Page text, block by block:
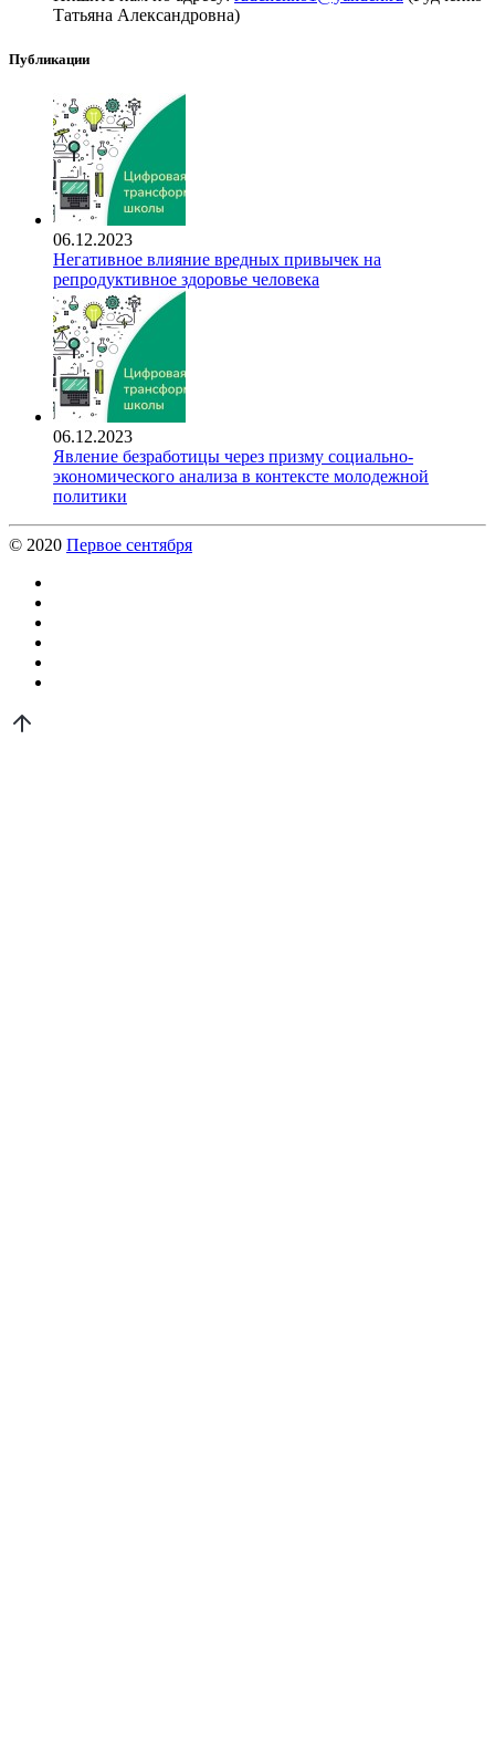
Татьяна Александровна)
Публикации
06.12.2023
Негативное влияние вредных привычек на
репродуктивное здоровье человека
06.12.2023
Явление безработицы через призму социально-
экономического анализа в контексте молодежной
политики
© 2020 Первое сентября